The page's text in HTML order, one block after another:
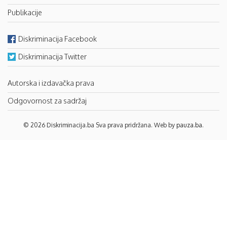
Publikacije
Diskriminacija Facebook
Diskriminacija Twitter
Autorska i izdavačka prava
Odgovornost za sadržaj
© 2026 Diskriminacija.ba Sva prava pridržana. Web by pauza.ba.